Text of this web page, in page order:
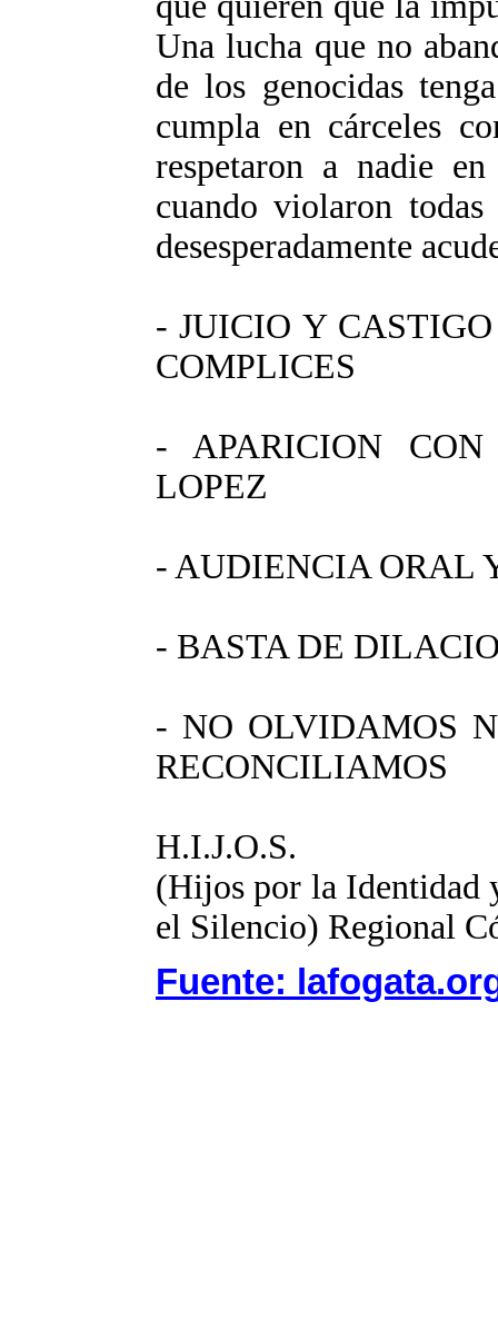
Una lucha que no
de los genocidas
cumpla en cárceles
respetaron a nadie
cuando violaron
desesperadamente
- JUICIO Y
COMPLICES
- APARICION
LOPEZ
- AUDIENCIA ORAL
- BASTA DE
- NO OLVIDAMOS
RECONCILIAMOS
H.I.J.O.S.
(Hijos por la Identidad
el Silencio) Regional
Fuente: